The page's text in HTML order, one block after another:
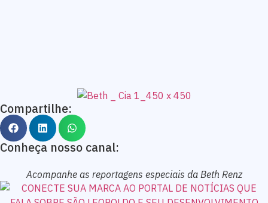
Compartilhe:
Conheça nosso canal:
Acompanhe as reportagens especiais da Beth Renz